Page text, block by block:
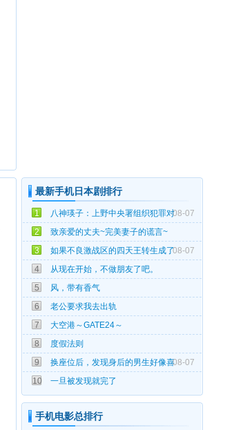
最新手机日本剧排行
1 八神瑛子：上野中央署组织犯罪对08-07
2
致亲爱的丈夫~完美妻子的谎言~
08-07
3 如果不良激战区的四天王转生成了08-07
4
从现在开始，不做朋友了吧。
08-07
5 风，带有香气
6 老公要求我去出轨
7 大空港～GATE24～
8 度假法则
9 换座位后，发现身后的男生好像喜08-07
10
一旦被发现就完了
08-07
手机电影总排行